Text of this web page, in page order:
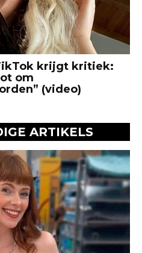
krijgt kritiek:
om
(video)
ARTIKELS